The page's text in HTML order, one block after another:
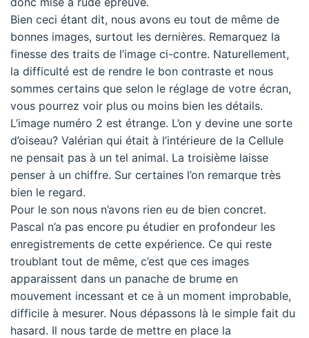
Bien ceci étant dit, nous avons eu tout de même de
bonnes images, surtout les dernières. Remarquez la
finesse des traits de l’image ci-contre. Naturellement,
la difficulté est de rendre le bon contraste et nous
sommes certains que selon le réglage de votre écran,
vous pourrez voir plus ou moins bien les détails.
L’image numéro 2 est étrange. L’on y devine une sorte
d’oiseau? Valérian qui était à l’intérieure de la Cellule
ne pensait pas à un tel animal. La troisième laisse
penser à un chiffre. Sur certaines l’on remarque très
bien le regard.
Pour le son nous n’avons rien eu de bien concret.
Pascal n’a pas encore pu étudier en profondeur les
enregistrements de cette expérience. Ce qui reste
troublant tout de même, c’est que ces images
apparaissent dans un panache de brume en
mouvement incessant et ce à un moment improbable,
difficile à mesurer. Nous dépassons là le simple fait du
hasard. Il nous tarde de mettre en place la